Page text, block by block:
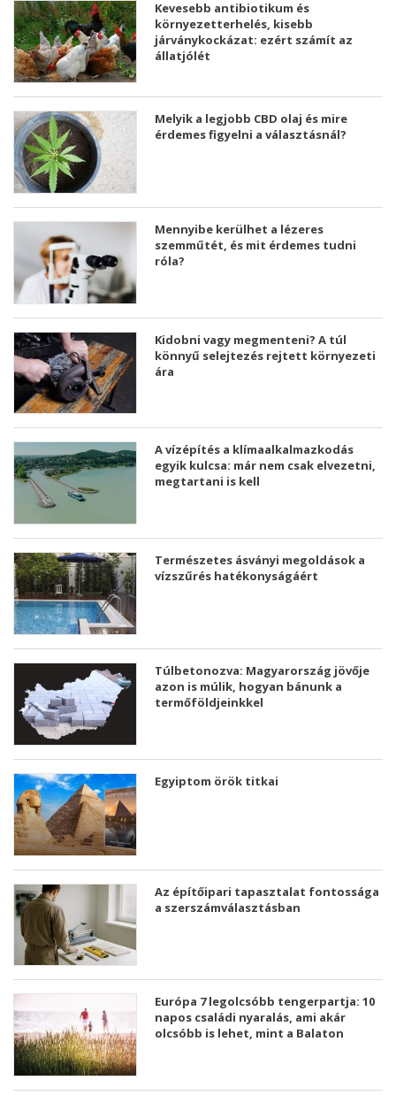
Kevesebb antibiotikum és
környezetterhelés, kisebb
járványkockázat: ezért számít az
állatjólét
Melyik a legjobb CBD olaj és mire
érdemes figyelni a választásnál?
Mennyibe kerülhet a lézeres
szemműtét, és mit érdemes tudni
róla?
Kidobni vagy megmenteni? A túl
könnyű selejtezés rejtett környezeti
ára
A vízépítés a klímaalkalmazkodás
egyik kulcsa: már nem csak elvezetni,
megtartani is kell
Természetes ásványi megoldások a
vízszűrés hatékonyságáért
Túlbetonozva: Magyarország jövője
azon is múlik, hogyan bánunk a
termőföldjeinkkel
Egyiptom örök titkai
Az építőipari tapasztalat fontossága
a szerszámválasztásban
Európa 7 legolcsóbb tengerpartja: 10
napos családi nyaralás, ami akár
olcsóbb is lehet, mint a Balaton